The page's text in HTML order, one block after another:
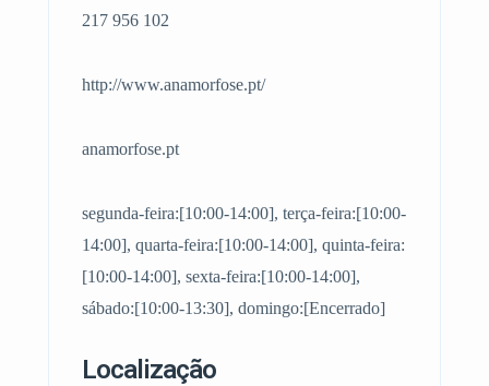
217 956 102
http://www.anamorfose.pt/
anamorfose.pt
segunda-feira:[10:00-14:00], terça-feira:[10:00-
14:00], quarta-feira:[10:00-14:00], quinta-feira:
[10:00-14:00], sexta-feira:[10:00-14:00],
sábado:[10:00-13:30], domingo:[Encerrado]
Localização